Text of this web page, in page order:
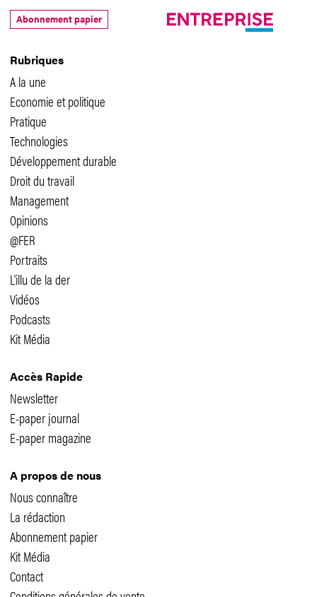
Rubriques
A la une
Economie et politique
Pratique
Technologies
Développement durable
Droit du travail
Management
Opinions
@FER
Portraits
L'illu de la der
Vidéos
Podcasts
Kit Média
Accès Rapide
Newsletter
E-paper journal
E-paper magazine
A propos de nous
Nous connaître
La rédaction
Abonnement papier
Kit Média
Contact
Abonnement papier